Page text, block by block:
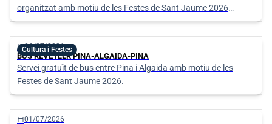
organitzat amb motiu de les Festes de Sant Jaume 2026
d'Algaida.
Cultura i Festes
calendar_today06/07/2026
BUS REVETLER PINA-ALGAIDA-PINA
Servei gratuït de bus entre Pina i Algaida amb motiu de les
Festes de Sant Jaume 2026.
calendar_today01/07/2026